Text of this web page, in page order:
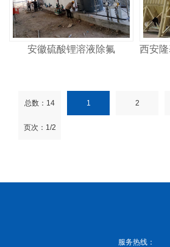
安徽硫酸锂溶液除氟
总数：14 1 2
页次：1/2
服务热线：